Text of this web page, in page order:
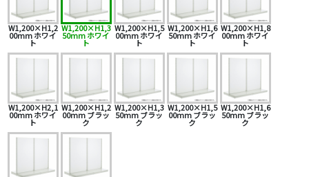
W1,200×H1,2
00mm ホワイ
ト
W1,200×H1,3
50mm ホワイ
ト
W1,200×H1,5
00mm ホワイ
ト
W1,200×H1,6
50mm ホワイ
ト
W1,200×H1,8
00mm ホワイ
ト
W1,200×H2,1
00mm ホワイ
ト
W1,200×H1,2
00mm ブラッ
ク
W1,200×H1,3
50mm ブラッ
ク
W1,200×H1,5
00mm ブラッ
ク
W1,200×H1,6
50mm ブラッ
ク